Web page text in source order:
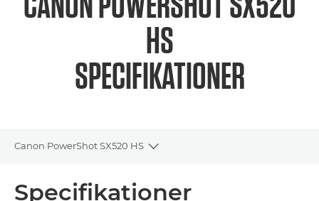
HS
SPECIFIKATIONER
Canon PowerShot SX520 HS
Toggle breadcrumbs
Specifikationer